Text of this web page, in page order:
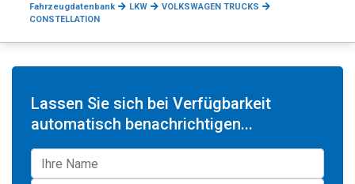
Fahrzeugdatenbank LKW
VOLKSWAGEN TRUCKS
CONSTELLATION
Lassen Sie sich bei Verfügbarkeit
automatisch benachrichtigen...